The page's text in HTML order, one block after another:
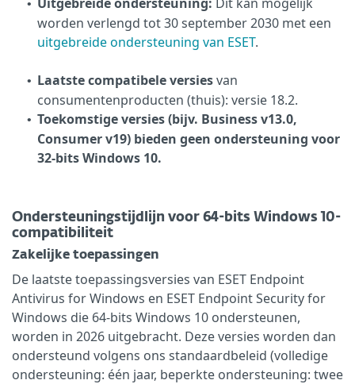
•
worden verlengd tot 30 september 2030 met een
uitgebreide ondersteuning van ESET.
• Laatste compatibele versiesvan
consumentenproducten (thuis): versie 18.2.
• Toekomstige versies (bijv. Business v13.0,
Consumer v19) bieden geen ondersteuning voor
32-bits Windows 10.
Ondersteuningstijdlijn voor 64-bits Windows 10-
compatibiliteit
Zakelijke toepassingen
De laatste toepassingsversies van ESET Endpoint
Antivirus for Windows en ESET Endpoint Security for
Windows die 64-bits Windows 10 ondersteunen,
worden in 2026 uitgebracht. Deze versies worden dan
ondersteund volgens ons standaardbeleid (volledige
ondersteuning: één jaar, beperkte ondersteuning: twee